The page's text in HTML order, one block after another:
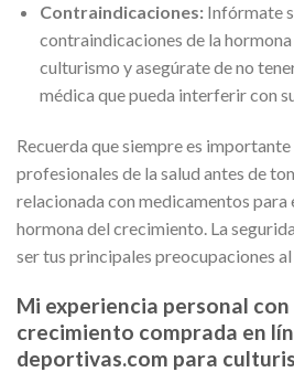
Contraindicaciones:Infórmate
contraindicaciones de la
culturismo y asegúrate de no
médica que pueda interferir con
Recuerda que siempre es
profesionales de la salud antes de
relacionada con medicamentos para
hormona del crecimiento. La
ser tus principales preocupaciones
Mi experiencia personal
crecimiento comprada en
deportivas.com para